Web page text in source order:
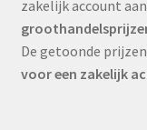
zakelijk account
De getoonde
voor een zakelijk